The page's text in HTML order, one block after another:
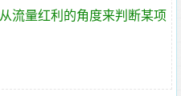
从流量红利的角度来判断某项